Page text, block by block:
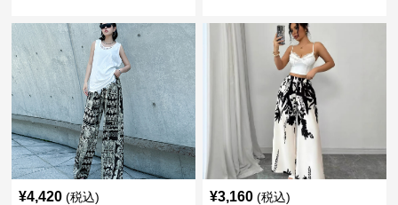
¥4,420 (税込) ¥3,160 (税込)